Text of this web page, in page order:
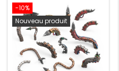
-10%
Nouveau produit